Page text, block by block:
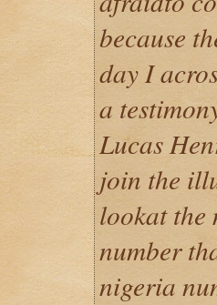
because
day I
a
Lucas
join the
lookat the
number
nigeria